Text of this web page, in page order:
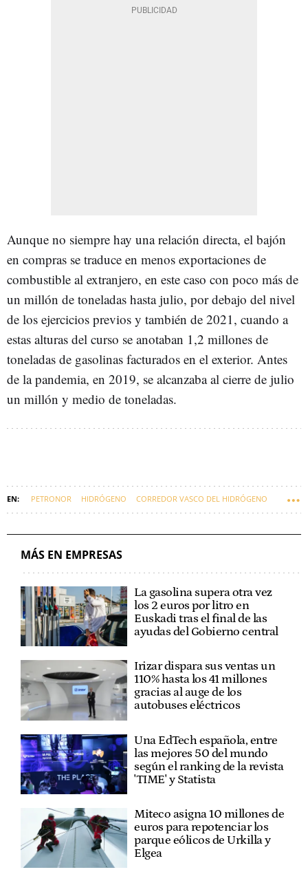
Aunque no siempre hay una relación directa, el bajón
en compras se traduce en menos exportaciones de
combustible al extranjero, en este caso con poco más de
un millón de toneladas hasta julio, por debajo del nivel
de los ejercicios previos y también de 2021, cuando a
estas alturas del curso se anotaban 1,2 millones de
toneladas de gasolinas facturados en el exterior. Antes
de la pandemia, en 2019, se alcanzaba al cierre de julio
un millón y medio de toneladas.
PETRONOR HIDRÓGENO CORREDOR VASCO DEL HIDRÓGENO
MÁS EN EMPRESAS
La gasolina supera otra vez
los 2 euros por litro en
Euskadi tras el final de las
ayudas del Gobierno central
Irizar dispara sus ventas un
110% hasta los 41 millones
gracias al auge de los
autobuses eléctricos
Una EdTech española, entre
las mejores 50 del mundo
según el ranking de la revista
'TIME' y Statista
Miteco asigna 10 millones de
euros para repotenciar los
parque eólicos de Urkilla y
Elgea